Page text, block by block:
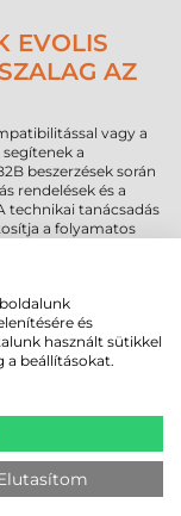
EVOLIS
AZ
vagy a
a
beszerzések során
rendelések és a
technikai tanácsadás
a folyamatos
lehetőség van
saját gépi állomány
is igénybe vehető.
beszerzését
a szervezetet
és
használt sütikkel
a beállításokat.